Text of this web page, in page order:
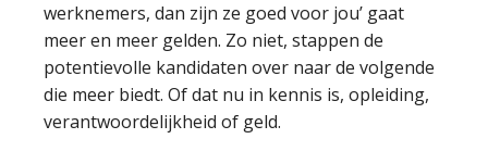
werknemers, dan zijn ze goed voor jou’ gaat
meer en meer gelden. Zo niet, stappen de
potentievolle kandidaten over naar de volgende
die meer biedt. Of dat nu in kennis is, opleiding,
verantwoordelijkheid of geld.